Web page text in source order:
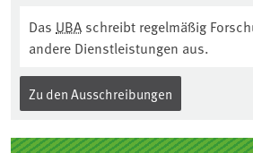
Das UBA schreibt regelmäßig
andere Dienstleistungen aus.
Zu den Ausschreibungen